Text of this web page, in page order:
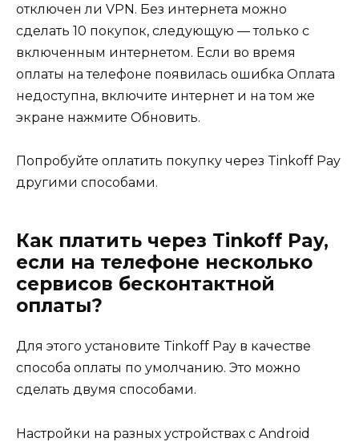
отключен ли VPN. Без интернета можно
сделать 10 покупок, следующую — только с
включенным интернетом. Если во время
оплаты на телефоне появилась ошибка Оплата
недоступна, включите интернет и на том же
экране нажмите Обновить.
Попробуйте оплатить покупку через Tinkoff Pay
другими способами.
Как платить через Tinkoff Pay,
если на телефоне несколько
сервисов бесконтактной
оплаты?
Для этого установите Tinkoff Pay в качестве
способа оплаты по умолчанию. Это можно
сделать двумя способами.
Настройки на разных устройствах с Android